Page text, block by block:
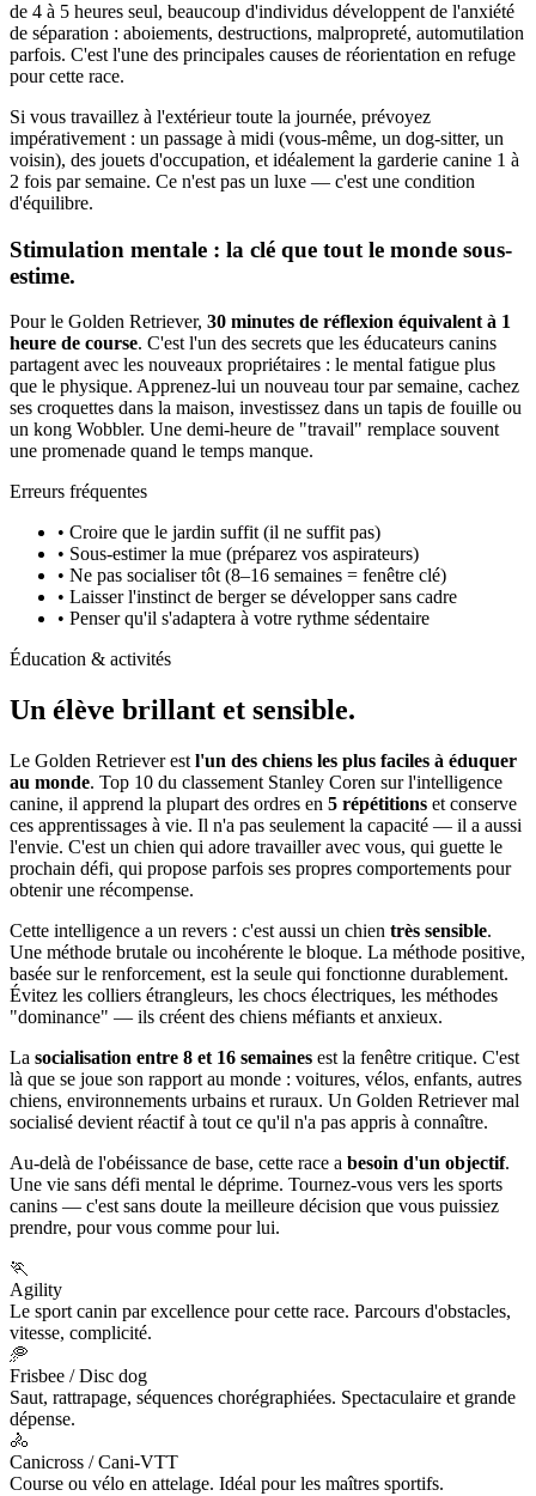
de 4 à 5 heures seul, beaucoup d'individus développent de l'anxiété
de séparation : aboiements, destructions, malpropreté, automutilation
parfois. C'est l'une des principales causes de réorientation en refuge
pour cette race.
Si vous travaillez à l'extérieur toute la journée, prévoyez
impérativement : un passage à midi (vous-même, un dog-sitter, un
voisin), des jouets d'occupation, et idéalement la garderie canine 1 à
2 fois par semaine. Ce n'est pas un luxe — c'est une condition
d'équilibre.
Stimulation mentale : la clé que tout le monde sous-
estime.
Pour le Golden Retriever, 30 minutes de réflexion équivalent à 1
heure de course. C'est l'un des secrets que les éducateurs canins
partagent avec les nouveaux propriétaires : le mental fatigue plus
que le physique. Apprenez-lui un nouveau tour par semaine, cachez
ses croquettes dans la maison, investissez dans un tapis de fouille ou
un kong Wobbler. Une demi-heure de "travail" remplace souvent
une promenade quand le temps manque.
Erreurs fréquentes
• Croire que le jardin suffit (il ne suffit pas)
• Sous-estimer la mue (préparez vos aspirateurs)
• Ne pas socialiser tôt (8–16 semaines = fenêtre clé)
• Laisser l'instinct de berger se développer sans cadre
• Penser qu'il s'adaptera à votre rythme sédentaire
Éducation & activités
Un élève brillant et sensible.
Le Golden Retriever est l'un des chiens les plus faciles à éduquer
au monde. Top 10 du classement Stanley Coren sur l'intelligence
canine, il apprend la plupart des ordres en 5 répétitions et conserve
ces apprentissages à vie. Il n'a pas seulement la capacité — il a aussi
l'envie. C'est un chien qui adore travailler avec vous, qui guette le
prochain défi, qui propose parfois ses propres comportements pour
obtenir une récompense.
Cette intelligence a un revers : c'est aussi un chien très sensible.
Une méthode brutale ou incohérente le bloque. La méthode positive,
basée sur le renforcement, est la seule qui fonctionne durablement.
Évitez les colliers étrangleurs, les chocs électriques, les méthodes
"dominance" — ils créent des chiens méfiants et anxieux.
La socialisation entre 8 et 16 semaines est la fenêtre critique. C'est
là que se joue son rapport au monde : voitures, vélos, enfants, autres
chiens, environnements urbains et ruraux. Un Golden Retriever mal
socialisé devient réactif à tout ce qu'il n'a pas appris à connaître.
Au-delà de l'obéissance de base, cette race a besoin d'un objectif.
Une vie sans défi mental le déprime. Tournez-vous vers les sports
canins — c'est sans doute la meilleure décision que vous puissiez
prendre, pour vous comme pour lui.
🏃
Agility
Le sport canin par excellence pour cette race. Parcours d'obstacles,
vitesse, complicité.
🥏
Frisbee / Disc dog
Saut, rattrapage, séquences chorégraphiées. Spectaculaire et grande
dépense.
🚴
Canicross / Cani-VTT
Course ou vélo en attelage. Idéal pour les maîtres sportifs.